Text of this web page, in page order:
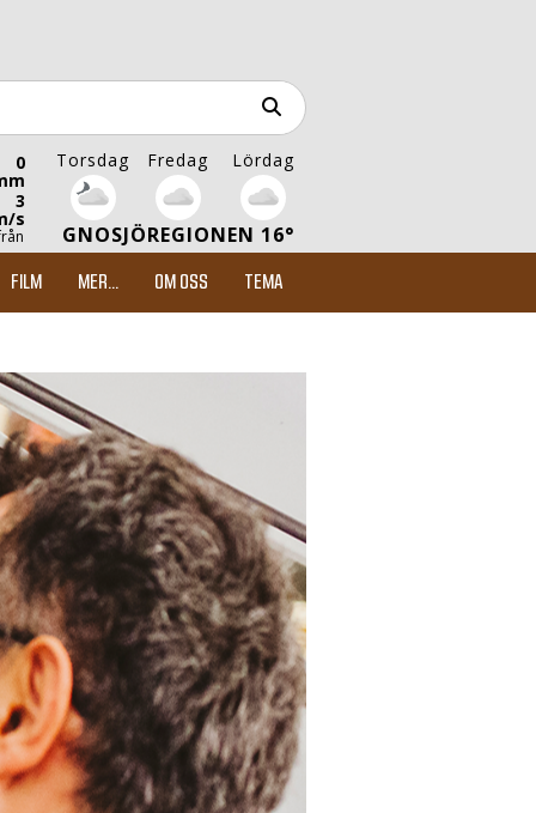
0
3
s
Torsdag Fredag Lördag
GNOSJÖREGIONEN 16°
FILM MER... OM OSS TEMA